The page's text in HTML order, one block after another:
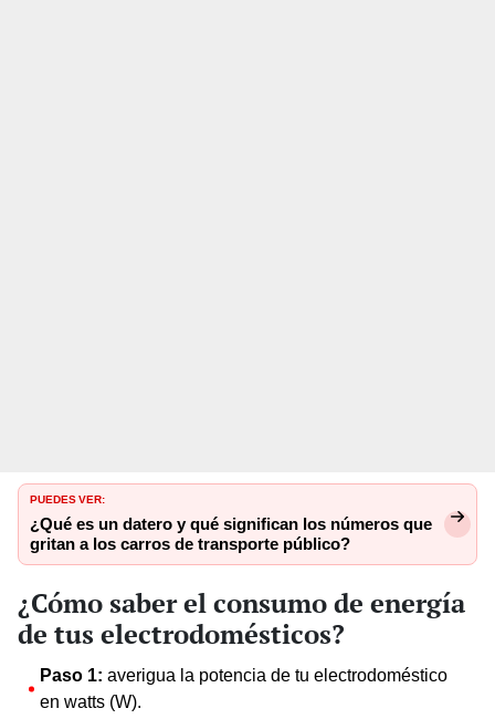
PUEDES VER:
¿Qué es un datero y qué significan los números que
gritan a los carros de transporte público?
¿Cómo saber el consumo de energía
de tus electrodomésticos?
Paso 1: averigua la potencia de tu electrodoméstico
en watts (W).